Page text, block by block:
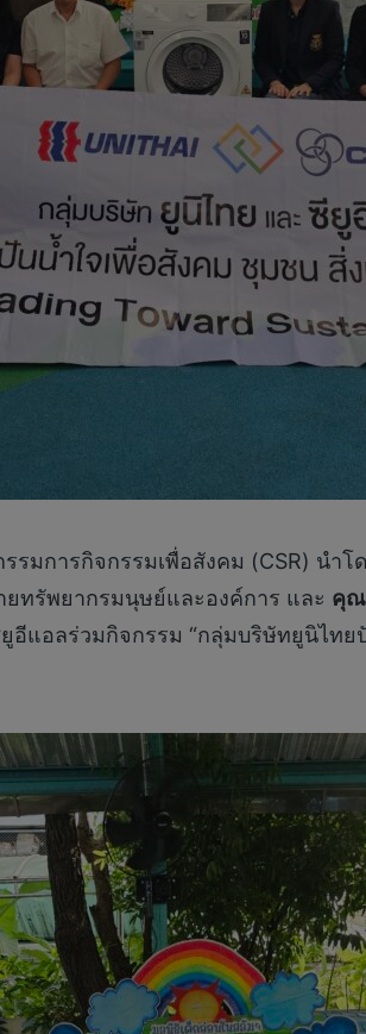
มการกิจกรรมเพื่อสังคม (CSR) นำโ
ยทรัพยากรมนุษย์และองค์การ และ คุณ
อลร่วมกิจกรรม “กลุ่มบริษัทยูนิไทย